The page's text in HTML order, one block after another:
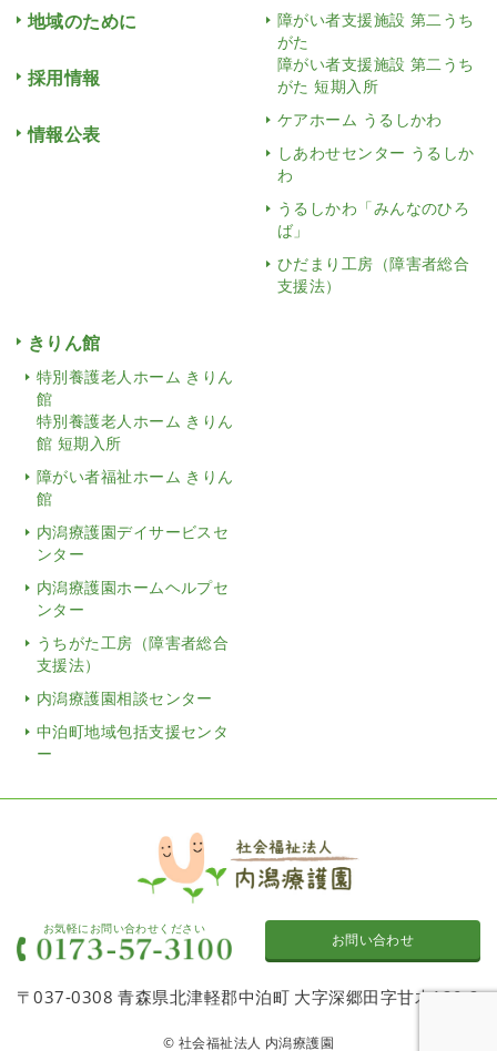
地域のために
採用情報
情報公表
障がい者支援施設 第二うち
がた
障がい者支援施設 第二うち
がた 短期入所
ケアホーム うるしかわ
しあわせセンター うるしか
わ
うるしかわ「みんなのひろ
ば」
ひだまり工房（障害者総合
支援法）
きりん館
特別養護老人ホーム きりん
館
特別養護老人ホーム きりん
館 短期入所
障がい者福祉ホーム きりん
館
内潟療護園デイサービスセ
ンター
内潟療護園ホームヘルプセ
ンター
うちがた工房（障害者総合
支援法）
内潟療護園相談センター
中泊町地域包括支援センタ
ー
お気軽にお問い合わせください
お問い合わせ
〒037-0308 青森県北津軽郡中泊町 大字深郷田字甘木120-2
© 社会福祉法人 内潟療護園